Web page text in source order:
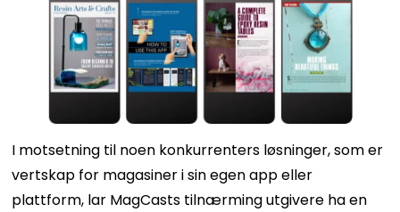
I motsetning til noen konkurrenters løsninger, som er
vertskap for magasiner i sin egen app eller
plattform, lar MagCasts tilnærming utgivere ha en